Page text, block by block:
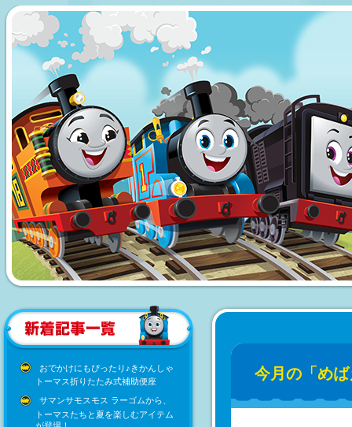
おでかけにもぴったり♪きかんしゃ
トーマス折りたたみ式補助便座
サマンサモスモス ラーゴムから、
トーマスたちと夏を楽しむアイテム
が登場！
今月の「め